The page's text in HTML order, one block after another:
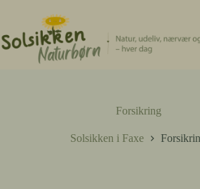
indhold
Forsikring
Solsikken i Faxe